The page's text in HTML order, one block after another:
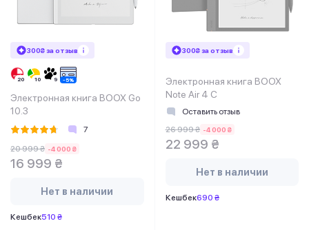
300₴ за отзыв
Электронная книга BOOX Go
10.3
7
20 999 ₴ -4 000 ₴
16 999 ₴
Нет в наличии
Кешбек510 ₴
300₴ за отзыв
Электронная книга BOOX
Note Air 4 C
Оставить отзыв
26 999 ₴ -4 000 ₴
22 999 ₴
Нет в наличии
Кешбек690 ₴